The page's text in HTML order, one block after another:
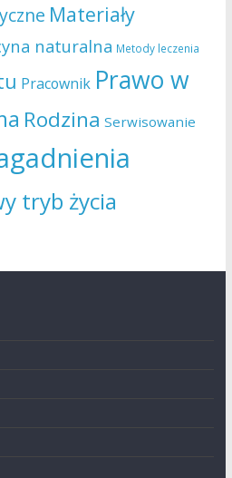
Materiały
naturalna Metody leczenia
Pracownik Prawo w
Rodzina Serwisowanie
tryb życia